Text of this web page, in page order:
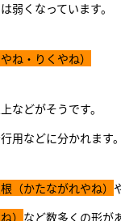
弱くなっています。
ね・りくやね）
などがそうです。
用などに分かれます。
（かたながれやね）
） など数多くの形が